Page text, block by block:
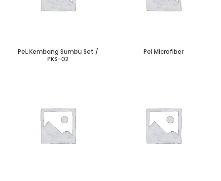
PeL Kembang Sumbu Set /
PKS-02
Pel Microfiber